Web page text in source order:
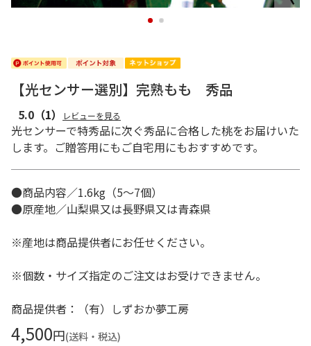
1 2
【光センサー選別】完熟もも 秀品
5.0 （1） レビューを見る
光センサーで特秀品に次ぐ秀品に合格した桃をお届けいた
します。ご贈答用にもご自宅用にもおすすめです。
●商品内容／1.6kg（5～7個）
●原産地／山梨県又は長野県又は青森県
※産地は商品提供者にお任せください。
※個数・サイズ指定のご注文はお受けできません。
商品提供者：（有）しずおか夢工房
4,500円(送料・税込)